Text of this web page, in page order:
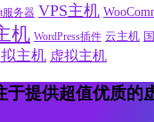
服务器 VPS主机
机 WordPress插件 云主机
主机 虚拟主机
于提供超值优质的